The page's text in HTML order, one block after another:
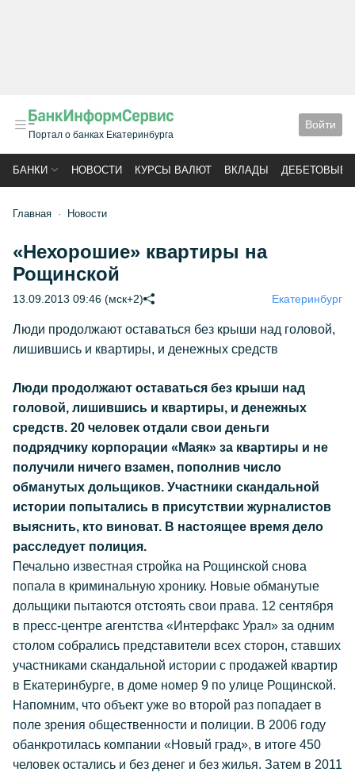
Портал о банках Екатеринбурга
Войти
БАНКИ НОВОСТИ КУРСЫ ВАЛЮТ ВКЛАДЫ ДЕБЕТОВЫЕ
Главная Новости
«Нехорошие» квартиры на
Рощинской
13.09.2013 09:46 (мск+2) Екатеринбург
Люди продолжают оставаться без крыши над головой,
лишившись и квартиры, и денежных средств
Люди продолжают оставаться без крыши над
головой, лишившись и квартиры, и денежных
средств. 20 человек отдали свои деньги
подрядчику корпорации «Маяк» за квартиры и не
получили ничего взамен, пополнив число
обманутых дольщиков. Участники скандальной
истории попытались в присутствии журналистов
выяснить, кто виноват. В настоящее время дело
расследует полиция.
Печально известная стройка на Рощинской снова
попала в криминальную хронику. Новые обманутые
дольщики пытаются отстоять свои права. 12 сентября
в пресс-центре агентства «Интерфакс Урал» за одним
столом собрались представители всех сторон, ставших
участниками скандальной истории с продажей квартир
в Екатеринбурге, в доме номер 9 по улице Рощинской.
Напомним, что объект уже во второй раз попадает в
поле зрения общественности и полиции. В 2006 году
обанкротилась компании «Новый град», в итоге 450
человек остались и без денег и без жилья. Затем в 2011